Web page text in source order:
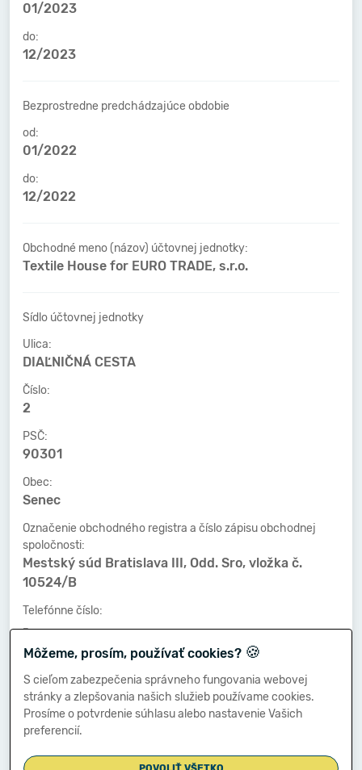
01/2023
do:
12/2023
Bezprostredne predchádzajúce obdobie
od:
01/2022
do:
12/2022
Obchodné meno (názov) účtovnej jednotky:
Textile House for EURO TRADE, s.r.o.
Sídlo účtovnej jednotky
Ulica:
DIAĽNIČNÁ CESTA
Číslo:
2
PSČ:
90301
Obec:
Senec
Označenie obchodného registra a číslo zápisu obchodnej
spoločnosti:
Mestský súd Bratislava III, Odd. Sro, vložka č.
10524/B
Telefónne číslo:
-
Faxové číslo:
-
E-mailová adresa:
-
Môžeme, prosím, používať cookies? 🍪
S cieľom zabezpečenia správneho fungovania webovej
stránky a zlepšovania našich služieb používame cookies.
Prosíme o potvrdenie súhlasu alebo nastavenie Vašich
preferencií.